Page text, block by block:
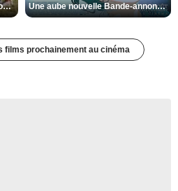
Un grand raccourci Bande-annonce VF Une aube nouvelle Bande-annonce VO STFR
films prochainement au cinéma